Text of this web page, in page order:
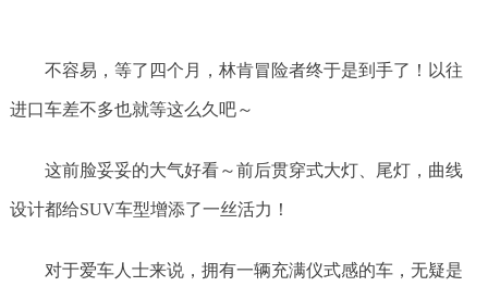
不容易，等了四个月，林肯冒险者终于是到手了！以往
进口车差不多也就等这么久吧～
这前脸妥妥的大气好看～前后贯穿式大灯、尾灯，曲线
设计都给SUV车型增添了一丝活力！
对于爱车人士来说，拥有一辆充满仪式感的车，无疑是